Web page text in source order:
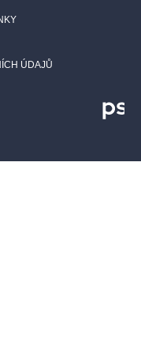
ÚDAJŮ